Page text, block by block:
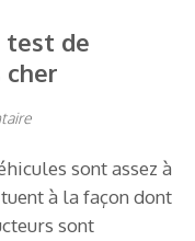
test de
cher
sont assez à
à la façon dont
sont